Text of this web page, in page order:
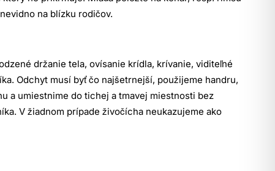
na blízku rodičov.
držanie tela, ovísanie krídla, krívanie, viditeľné
Odchyt musí byť čo najšetrnejší, použijeme handru,
a umiestnime do tichej a tmavej miestnosti bez
V žiadnom prípade živočícha neukazujeme ako